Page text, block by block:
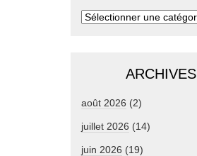
ARCHIVES
août 2026 (2)
juillet 2026 (14)
juin 2026 (19)